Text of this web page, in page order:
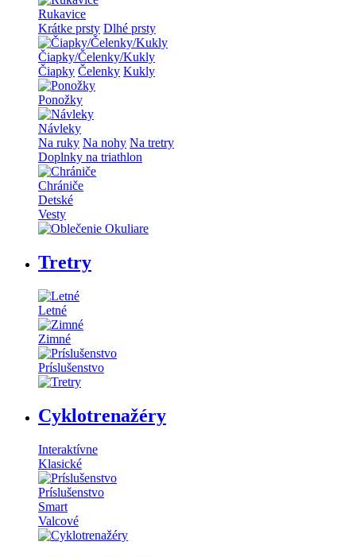
Rukavice
Krátke prsty Dlhé prsty
Čiapky/Čelenky/Kukly
Čiapky Čelenky Kukly
Ponožky
Návleky
Na ruky Na nohy Na tretry
Doplnky na triathlon
Chrániče
Detské
Vesty
Tretry
Letné
Zimné
Príslušenstvo
Cyklotrenažéry
Interaktívne
Klasické
Príslušenstvo
Smart
Valcové